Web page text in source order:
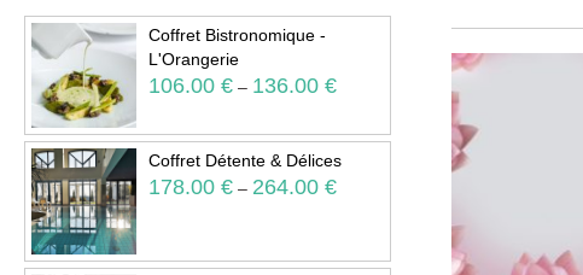
Coffret Bistronomique -
L'Orangerie
106.00€ – 136.00€
Coffret Détente & Délices
178.00€ – 264.00€